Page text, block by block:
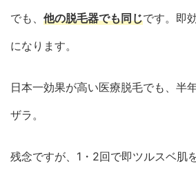
でも、 他の脱毛器でも同じです。即
になります。
日本一効果が高い医療脱毛でも、半
ザラ。
残念ですが、1・2回で即ツルスベ肌